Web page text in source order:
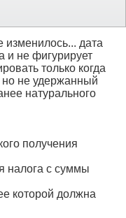
изменилось... дата
и не фигурирует
только когда
но не удержанный
натурального
получения
налога с суммы
которой должна